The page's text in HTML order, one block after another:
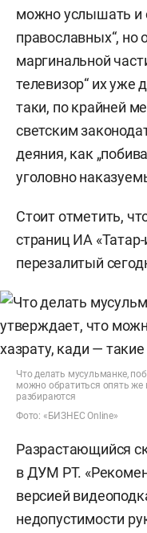
можно услышать и
православных“, но
маргинальной
телевизор“ их уже
таки, по крайней
светским
деяния, как
уголовно
Стоит отметить,
страниц ИА
перезалитый
Что делать мусульманке,
можно обратиться опять же
разбираются
Фото: «БИЗНЕС Online»
Разрастающийся
в ДУМ РТ.
версией
недопустимости